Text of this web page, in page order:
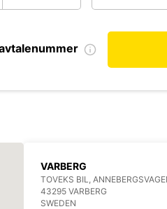
VARBERG
TOVEKS BIL,
43295 VARBERG
SWEDEN